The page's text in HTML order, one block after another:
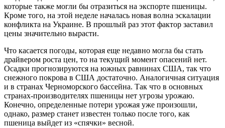
которые также могли бы отразиться на экспорте пшеницы.
Кроме того, на этой неделе началась новая волна эскалации
конфликта на Украине. В прошлый раз этот фактор заставил
цены значительно вырасти.
Что касается погоды, которая еще недавно могла бы стать
драйвером роста цен, то на текущий момент опасений нет.
Осадки прогнозируются на южных равнинах США, так что
снежного покрова в США достаточно. Аналогичная ситуация
и в странах Черноморского бассейна. Так что в основных
странах-производителях пшеницы нет угрозы урожаю.
Конечно, определенные потери урожая уже произошли,
однако, размер станет известен только после того, как
пшеница выйдет из «спячки» весной.